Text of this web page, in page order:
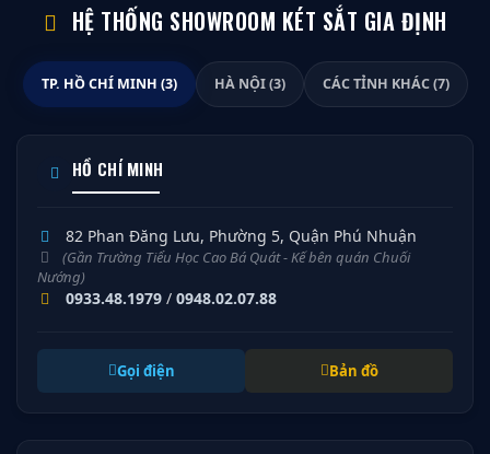
HỆ THỐNG SHOWROOM KÉT SẮT GIA ĐỊNH
TP. HỒ CHÍ MINH (3) HÀ NỘI (3) CÁC TỈNH KHÁC (7)
HỒ CHÍ MINH
82 Phan Đăng Lưu, Phường 5, Quận Phú Nhuận
(Gần Trường Tiểu Học Cao Bá Quát - Kế bên quán Chuối
Nướng)
0933.48.1979 / 0948.02.07.88
Gọi điện Bản đồ